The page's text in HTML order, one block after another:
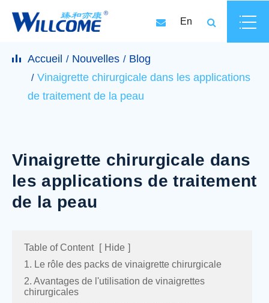
En
Accueil Nouvelles
Blog
Vinaigrette chirurgicale dans les applications
de traitement de la peau
Vinaigrette chirurgicale dans
les applications de traitement
de la peau
Table of Content [ Hide ]
1. Le rôle des packs de vinaigrette chirurgicale
2. Avantages de l'utilisation de vinaigrettes
chirurgicales